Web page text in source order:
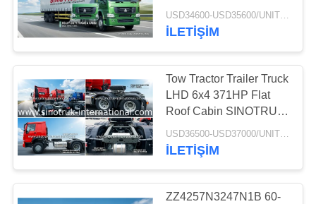
TEKLIF
ET
SITE
HARITASI
GIZLILIK
POLITIKASI
Tractor Trailer Truck
USD34600-USD35600/UNIT)negotiation MOQ:1 Unit
İLETIŞIM
Tow Tractor Trailer Truck
LHD 6x4 371HP Flat
Roof Cabin SINOTRUK
HOWO Truck
İLETIŞIM
ZZ4257N3247N1B 60-